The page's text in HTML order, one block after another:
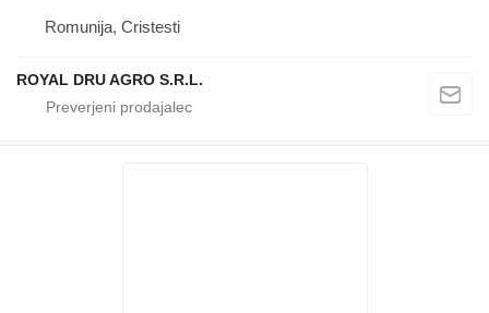
Romunija, Cristesti
ROYAL DRU AGRO S.R.L.